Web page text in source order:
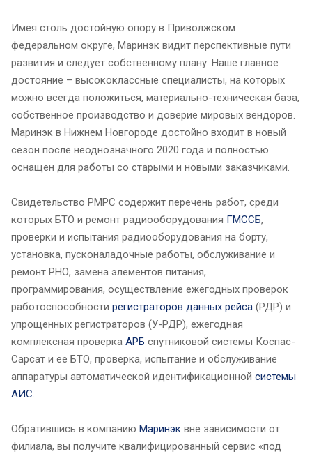
Имея столь достойную опору в Приволжском
федеральном округе, Маринэк видит перспективные пути
развития и следует собственному плану. Наше главное
достояние – высококлассные специалисты, на которых
можно всегда положиться, материально-техническая база,
собственное производство и доверие мировых вендоров.
Маринэк в Нижнем Новгороде достойно входит в новый
сезон после неоднозначного 2020 года и полностью
оснащен для работы со старыми и новыми заказчиками.
Свидетельство РМРС содержит перечень работ, среди
которых БТО и ремонт радиооборудования ГМССБ,
проверки и испытания радиооборудования на борту,
установка, пусконаладочные работы, обслуживание и
ремонт РНО, замена элементов питания,
программирования, осуществление ежегодных проверок
работоспособности регистраторов данных рейса (РДР) и
упрощенных регистраторов (У-РДР), ежегодная
комплексная проверка АРБ спутниковой системы Коспас-
Сарсат и ее БТО, проверка, испытание и обслуживание
аппаратуры автоматической идентификационной системы
АИС.
Обратившись в компанию Маринэк вне зависимости от
филиала, вы получите квалифицированный сервис «под